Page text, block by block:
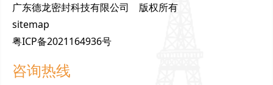
广东德龙密封科技有限公司 版权所有
sitemap
粤ICP备2021164936号
咨询热线